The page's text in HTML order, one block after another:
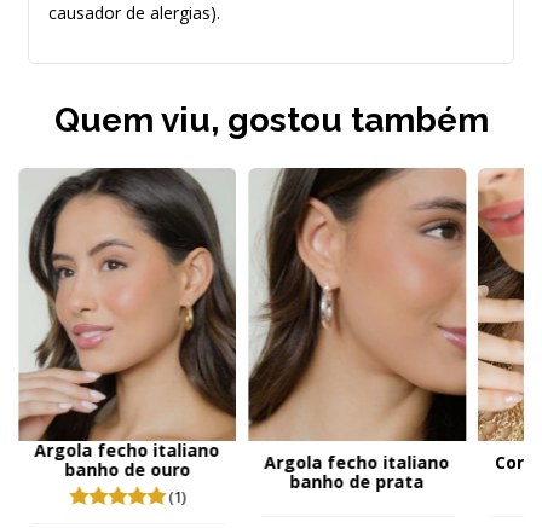
causador de alergias).
Quem viu, gostou também
Argola fecho italiano
banho de ouro
(1)
Argola fecho italiano
banho de prata